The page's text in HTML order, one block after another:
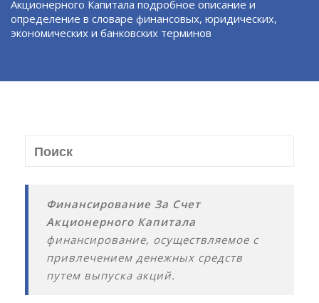
Акционерного Капитала подробное описание и
определение в словаре финансовых, юридических,
экономических и банковских терминов
Финансирование За Счет
Акционерного Капитала
финансирование, осуществляемое с
привлечением денежных средств
путем выпуска акций.